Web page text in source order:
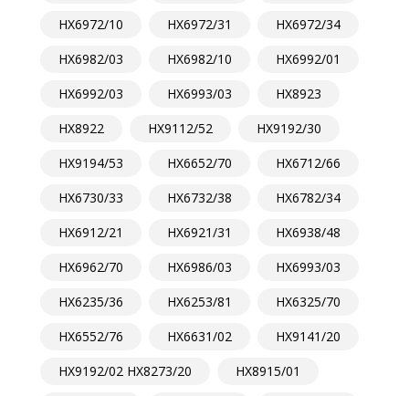
HX6972/10
HX6972/31
HX6972/34
HX6982/03
HX6982/10
HX6992/01
HX6992/03
HX6993/03
HX8923
HX8922
HX9112/52
HX9192/30
HX9194/53
HX6652/70
HX6712/66
HX6730/33
HX6732/38
HX6782/34
HX6912/21
HX6921/31
HX6938/48
HX6962/70
HX6986/03
HX6993/03
HX6235/36
HX6253/81
HX6325/70
HX6552/76
HX6631/02
HX9141/20
HX9192/02 HX8273/20
HX8915/01